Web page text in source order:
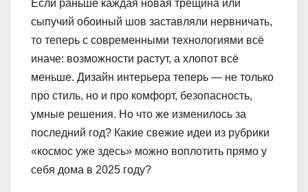
Если раньше каждая новая трещина или
сыпучий обоиный шов заставляли нервничать,
то теперь с современными технологиями всё
иначе: возможности растут, а хлопот всё
меньше. Дизайн интерьера теперь — не только
про стиль, но и про комфорт, безопасность,
умные решения. Но что же изменилось за
последний год? Какие свежие идеи из рубрики
«космос уже здесь» можно воплотить прямо у
себя дома в 2025 году?